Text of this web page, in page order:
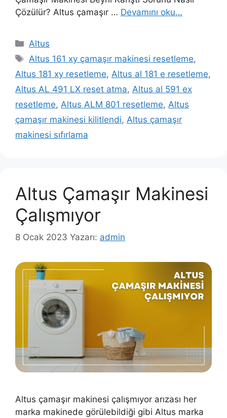
Çözülür? Altus çamaşır … Devamını oku…
Kategoriler
Altus
Etiketler
Altus 161 xy çamaşır makinesi resetleme,
Altus 181 xy resetleme, Altus al 181 e resetleme,
Altus AL 491 LX reset atma, Altus al 591 ex
resetleme, Altus ALM 801 resetleme, Altus
çamaşır makinesi kilitlendi, Altus çamaşır
makinesi sıfırlama
Altus Çamaşır Makinesi
Çalışmıyor
8 Ocak 2023 Yazarı: admin
Altus çamaşır makinesi çalışmıyor arızası her
marka makinede görülebildiği gibi Altus marka